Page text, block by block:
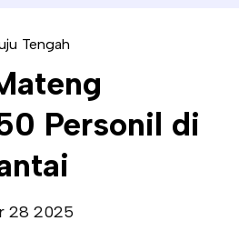
Air Tanah melalui Aplikasi SAPO
Kapolresta Absen, APPK Mamuju
Kasus Tambang Emas Ilegal
Tengah
Personil di
28 2025